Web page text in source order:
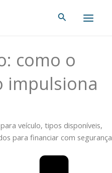
Pesquisar
como o
impulsiona
veículo, tipos disponíveis,
para financiar com segurança